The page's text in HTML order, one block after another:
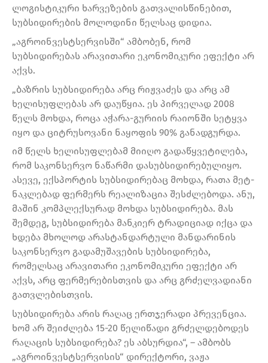
ლოგისტიკური ხარვეზების გათვალისწინებით,
სუბსიდირების მოლოდინი წელსაც დიდია.
„აგროინვესტსერვისში“ ამბობენ, რომ
სუბსიდირებას არავითარი ეკონომიკური ეფექტი არ
აქვს.
„ბაზრის სუბსიდირება არც რიჟვაძეს და არც ამ
ხელისუფლებას არ დაუწყია. ეს პირველად 2008
წელს მოხდა, როცა აჭარა-გურიის რაიონში სეტყვა
იყო და ციტრუსოვანი ნაყოფის 90% განადგურდა.
იმ წელს ხელისუფლებამ მიიღო გადაწყვეტილება,
რომ საკონსერვო ნაწარმი დასუბსიდირებულიყო.
ასევე, ექსპორტის სუბსიდირებაც მოხდა, რათა მეტ-
ნაკლებად ფერმერს რეალიზაცია შესძლებოდა. ანუ,
მაშინ კომპლექსურად მოხდა სუბსიდირება. მას
შემდეგ, სუბსიდირება მანკიერ ტრადიციად იქცა და
ხდება მხოლოდ არასტანდარტული მანდარინის
საკონსერვო გადამუშავების სუბსიდირება,
რომელსაც არავითარი ეკონომიკური ეფექტი არ
აქვს, არც ფერმერებისთვის და არც გრძელვადიანი
გათვლებისთვის.
სუბსიდირება არის რაღაც ერთჯერადი პრევენცია.
ხომ არ შეიძლება 15-20 წელიწადი გრძელდებოდეს
რაღაცის სუბსიდირება? ეს აბსურდია“, – ამბობს
„აგროინვესტსერვისის“ დირექტორი, ვაჟა